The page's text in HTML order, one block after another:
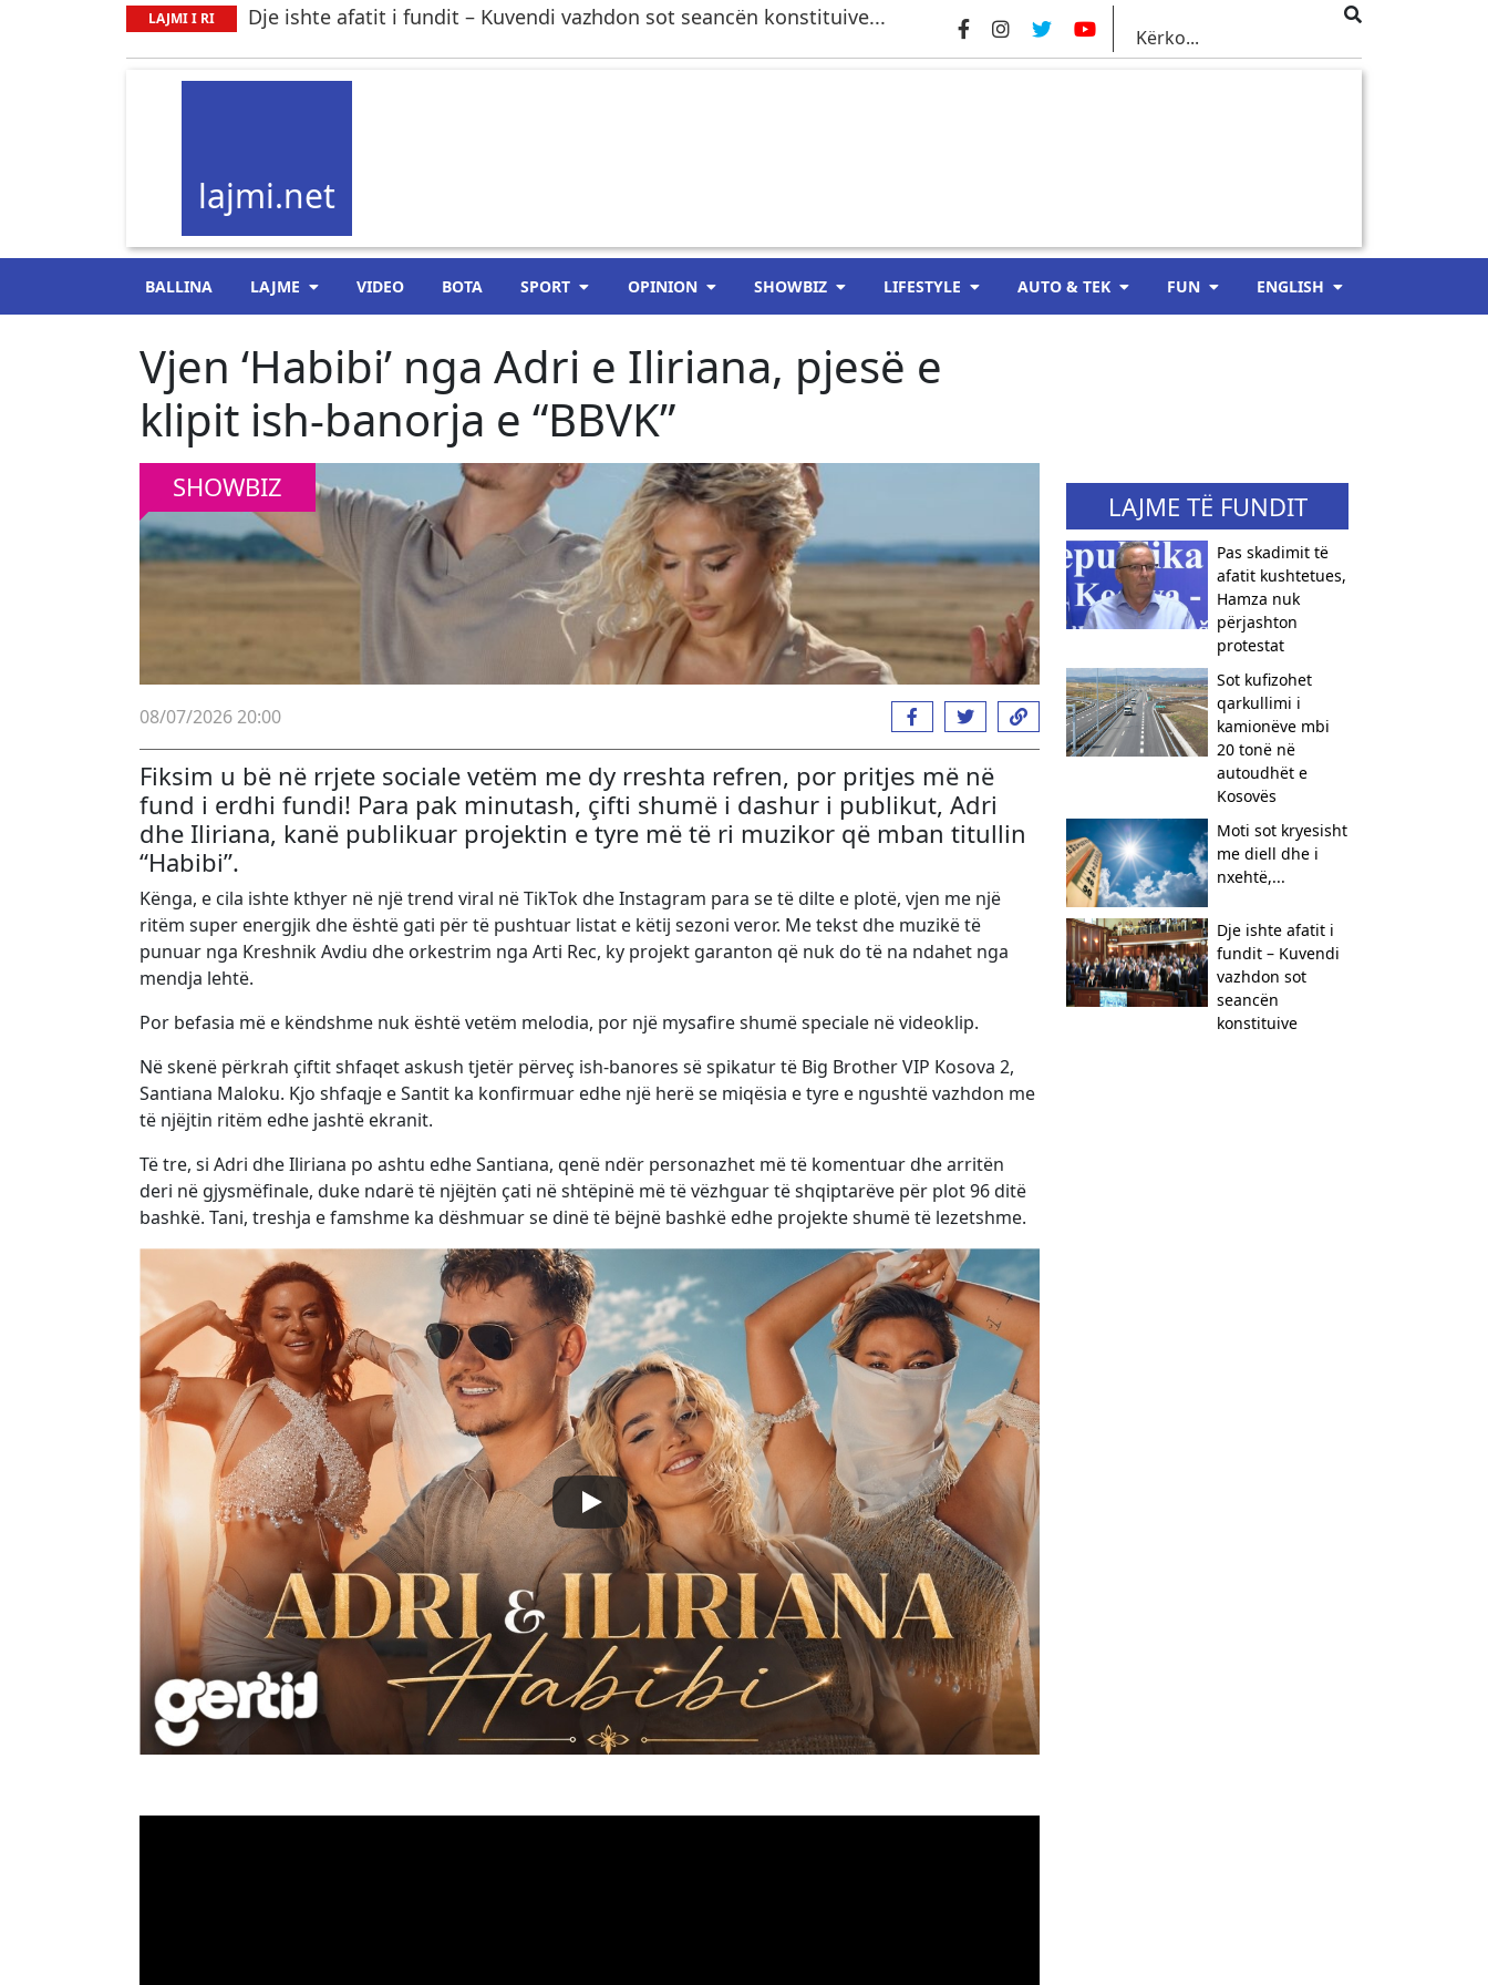
LAJMI I RI Dje ishte afatit i fundit – Kuvendi vazhdon sot seancën konstituive...
lajmi.net
BALLINA LAJME VIDEO BOTA SPORT OPINION SHOWBIZ LIFESTYLE AUTO & TEK FUN ENGLISH
Vjen ‘Habibi’ nga Adri e Iliriana, pjesë e
klipit ish-banorja e “BBVK”
SHOWBIZ
08/07/2026 20:00
Fiksim u bë në rrjete sociale vetëm me dy rreshta refren, por pritjes më në
fund i erdhi fundi! Para pak minutash, çifti shumë i dashur i publikut, Adri
dhe Iliriana, kanë publikuar projektin e tyre më të ri muzikor që mban titullin
“Habibi”.
Kënga, e cila ishte kthyer në një trend viral në TikTok dhe Instagram para se të dilte e plotë, vjen me një
ritëm super energjik dhe është gati për të pushtuar listat e këtij sezoni veror. Me tekst dhe muzikë të
punuar nga Kreshnik Avdiu dhe orkestrim nga Arti Rec, ky projekt garanton që nuk do të na ndahet nga
mendja lehtë.
Por befasia më e këndshme nuk është vetëm melodia, por një mysafire shumë speciale në videoklip.
Në skenë përkrah çiftit shfaqet askush tjetër përveç ish-banores së spikatur të Big Brother VIP Kosova 2,
Santiana Maloku. Kjo shfaqje e Santit ka konfirmuar edhe një herë se miqësia e tyre e ngushtë vazhdon me
të njëjtin ritëm edhe jashtë ekranit.
Të tre, si Adri dhe Iliriana po ashtu edhe Santiana, qenë ndër personazhet më të komentuar dhe arritën
deri në gjysmëfinale, duke ndarë të njëjtën çati në shtëpinë më të vëzhguar të shqiptarëve për plot 96 ditë
bashkë. Tani, treshja e famshme ka dëshmuar se dinë të bëjnë bashkë edhe projekte shumë të lezetshme.
LAJME TË FUNDIT
Pas skadimit të
afatit kushtetues,
Hamza nuk
përjashton
protestat
Sot kufizohet
qarkullimi i
kamionëve mbi
20 tonë në
autoudhët e
Kosovës
Moti sot kryesisht
me diell dhe i
nxehtë,...
Dje ishte afatit i
fundit – Kuvendi
vazhdon sot
seancën
konstituive